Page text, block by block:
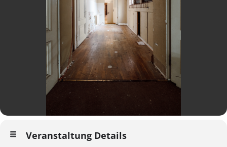
Veranstaltung Details